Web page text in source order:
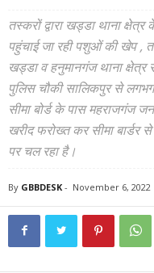
तस्करों द्वारा खड्डा थाना
पहुंचाई जा रही पशुओं की खेप ,
खड्डा व हनुमानगंज थाना क्षेत्र
पुलिस चौकी सालिकपुर से लगभग
सीमा बोर्ड के पास महराजगंज
खरीद फरोख्त कर सीमा बार्डर
पर चल रहा है।
By GBBDESK - November 6, 2022